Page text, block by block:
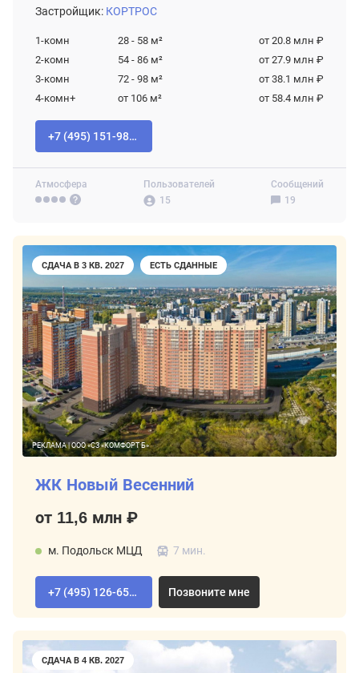
Атмосфера
Пользователей
15
Сообщений
19
Застройщик: КОРТРОС
1-комн 28 - 58 м²
от 20.8 млн ₽
2-комн
54 - 86 м²
от 27.9 млн ₽
3-комн
72 - 98 м²
от 38.1 млн ₽
4-комн+
от 106 м² от 58.4 млн ₽
+7 (495) 151-98-94
СДАЧА В 3 КВ. 2027 ЕСТЬ СДАННЫЕ
РЕКЛАМА | ООО «СЗ «КОМФОРТ Б»
ЖК Новый Весенний
от 11,6 млн ₽
м. Подольск МЦД 7 мин.
+7 (495) 126-65-04 Позвоните мне
СДАЧА В 4 КВ. 2027